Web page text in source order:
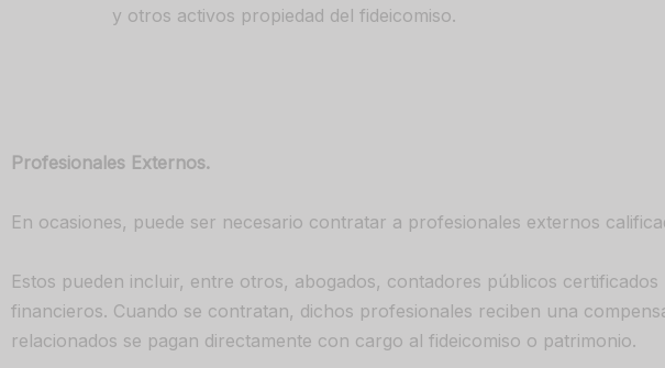
y otros activos propiedad del fideicomiso.
Profesionales Externos.
En ocasiones, puede ser necesario contratar a profesionales externos
Estos pueden incluir, entre otros, abogados, contadores públicos
financieros. Cuando se contratan, dichos profesionales reciben una
relacionados se pagan directamente con cargo al fideicomiso o patrimonio.